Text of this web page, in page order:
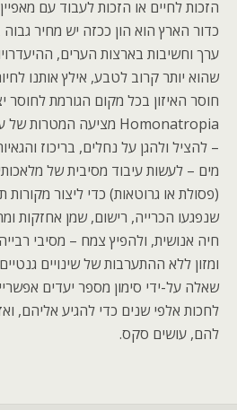
הזכות לחיים או הזכות לעבוד עם מאפיין.
כדור הארץ הוא הון ככזה יש מחיר
ערך וחשיבות בארצות הערים,
שהוא יותר קרוב לטבע, אילץ אותנו
חוסר האיזון בכל מקום הגורמת לחוסר
– להציל ולהגן על נחלים, בריכוז
מים – לעשות עיבוד מסיבית של
(פסולת או גרוטאות) כדי ליצור
שנפגעו הכרייה, רישום, שמן אחזקות
חיה אנושית, ולהפיץ צמח – מסיבי
ומזון ללא ההתערבות של שינויים
שאלה על-ידי סימון מספר יעדים
לחכות אלפי שנים כדי להגיע אליהם,
להם, עושים סקס.